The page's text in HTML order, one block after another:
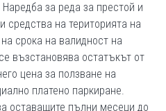
за реда за престой и
средства на територията на
срока на валидност на
възстановява остатъкът от
цена за ползване на
платено паркиране.
оставащите пълни месеци до